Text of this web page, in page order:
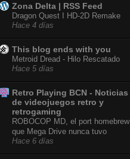
Zona Delta | RSS Feed
Dragon Quest I HD-2D Remake
Hace 4 días
This blog ends with you
Metroid Dread - Hilo Rescatado
Hace 5 días
Retro Playing BCN - Noticias
de videojuegos retro y
retrogaming
ROBOCOP MD, el port homebrew
que Mega Drive nunca tuvo
Hace 6 días